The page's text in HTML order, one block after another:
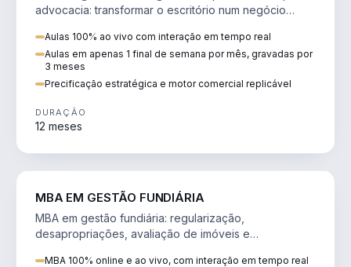
advocacia: transformar o escritório num negócio
Aulas 100% ao vivo com interação em tempo real
Aulas em apenas 1 final de semana por mês, gravadas por
3 meses
Precificação estratégica e motor comercial replicável
DURAÇÃO
12 meses
MBA EM GESTÃO FUNDIÁRIA
MBA em gestão fundiária: regularização,
desapropriações, avaliação de imóveis e
MBA 100% online e ao vivo, com interação em tempo real